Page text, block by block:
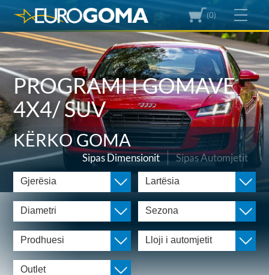
(0)
PROGRAMI I GOMAVE
4X4/ SUV
KËRKO GOMA
Sipas Dimensionit Sipas Automjetit
Gjerësia Lartësia
Diametri Sezona
Prodhuesi Lloji i automjetit
Outlet